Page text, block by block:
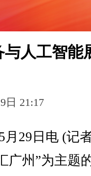
人工智能
日 21:17
29日电 (记
广州”为主题